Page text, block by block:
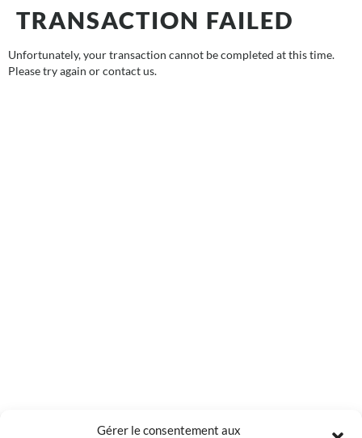
Gérer le consentement aux
TRANSACTION FAILED
Unfortunately, your transaction cannot be completed at this time.
Please try again or contact us.